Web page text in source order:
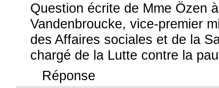
Question écrite de Mme Özen
Vandenbroucke, vice-premier
des Affaires sociales et de la
chargé de la Lutte contre la
Réponse